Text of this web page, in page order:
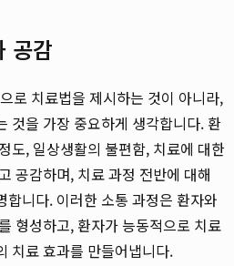
공감
로 치료법을 제시하는 것이 아니라,
것을 가장 중요하게 생각합니다. 환
도, 일상생활의 불편함, 치료에 대한
공감하며, 치료 과정 전반에 대해
합니다. 이러한 소통 과정은 환자와
형성하고, 환자가 능동적으로 치료
치료 효과를 만들어냅니다.